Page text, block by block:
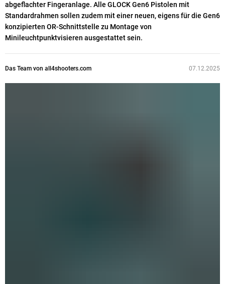
abgeflachter Fingeranlage. Alle GLOCK Gen6 Pistolen mit
Standardrahmen sollen zudem mit einer neuen, eigens für die Gen6
konzipierten OR-Schnittstelle zu Montage von
Minileuchtpunktvisieren ausgestattet sein.
Das Team von all4shooters.com 07.12.2025